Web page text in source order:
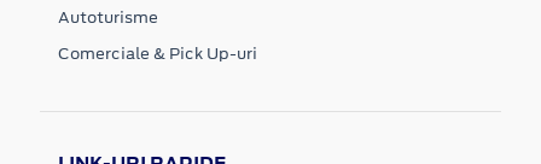
Autoturisme
Comerciale & Pick Up-uri